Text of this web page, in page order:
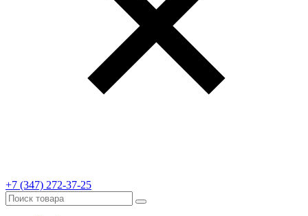
+7 (347) 272-37-25